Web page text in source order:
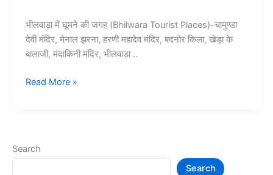
भीलवाड़ा में घूमने की जगह (Bhilwara Tourist Places)-चामुण्डा
देवी मंदिर, मेनाल झरना, हरणी महादेव मंदिर, बदनोर किला, खेड़ा के
बालाजी, मंदाकिनी मंदिर, भीलवाड़ा ..
10+
जगह
Read More »
Search
Search